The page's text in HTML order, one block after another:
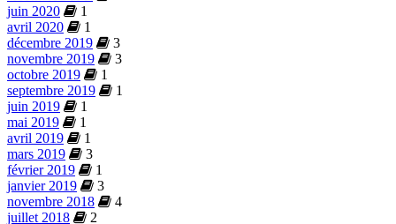
juin 2020
1
avril 2020
1
décembre 2019
3
novembre 2019
3
octobre 2019
1
septembre 2019
1
juin 2019
1
mai 2019
1
avril 2019
1
mars 2019
3
février 2019
1
janvier 2019
3
novembre 2018
4
juillet 2018
2